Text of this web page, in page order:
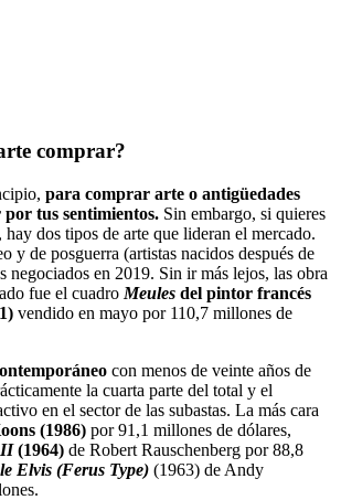
comprar?
para comprar arte o antigüedades
tus sentimientos. Sin embargo, si quieres
hay dos tipos de arte que lideran el mercado.
y de posguerra (artistas nacidos después de
negociados en 2019. Sin ir más lejos, las obra
fue el cuadro Meules del pintor francés
vendido en mayo por 110,7 millones de
con menos de veinte años de
la cuarta parte del total y el
en el sector de las subastas. La más cara
(1986) por 91,1 millones de dólares,
II(1964) de Robert Rauschenberg por 88,8
Elvis (Ferus Type) (1963) de Andy